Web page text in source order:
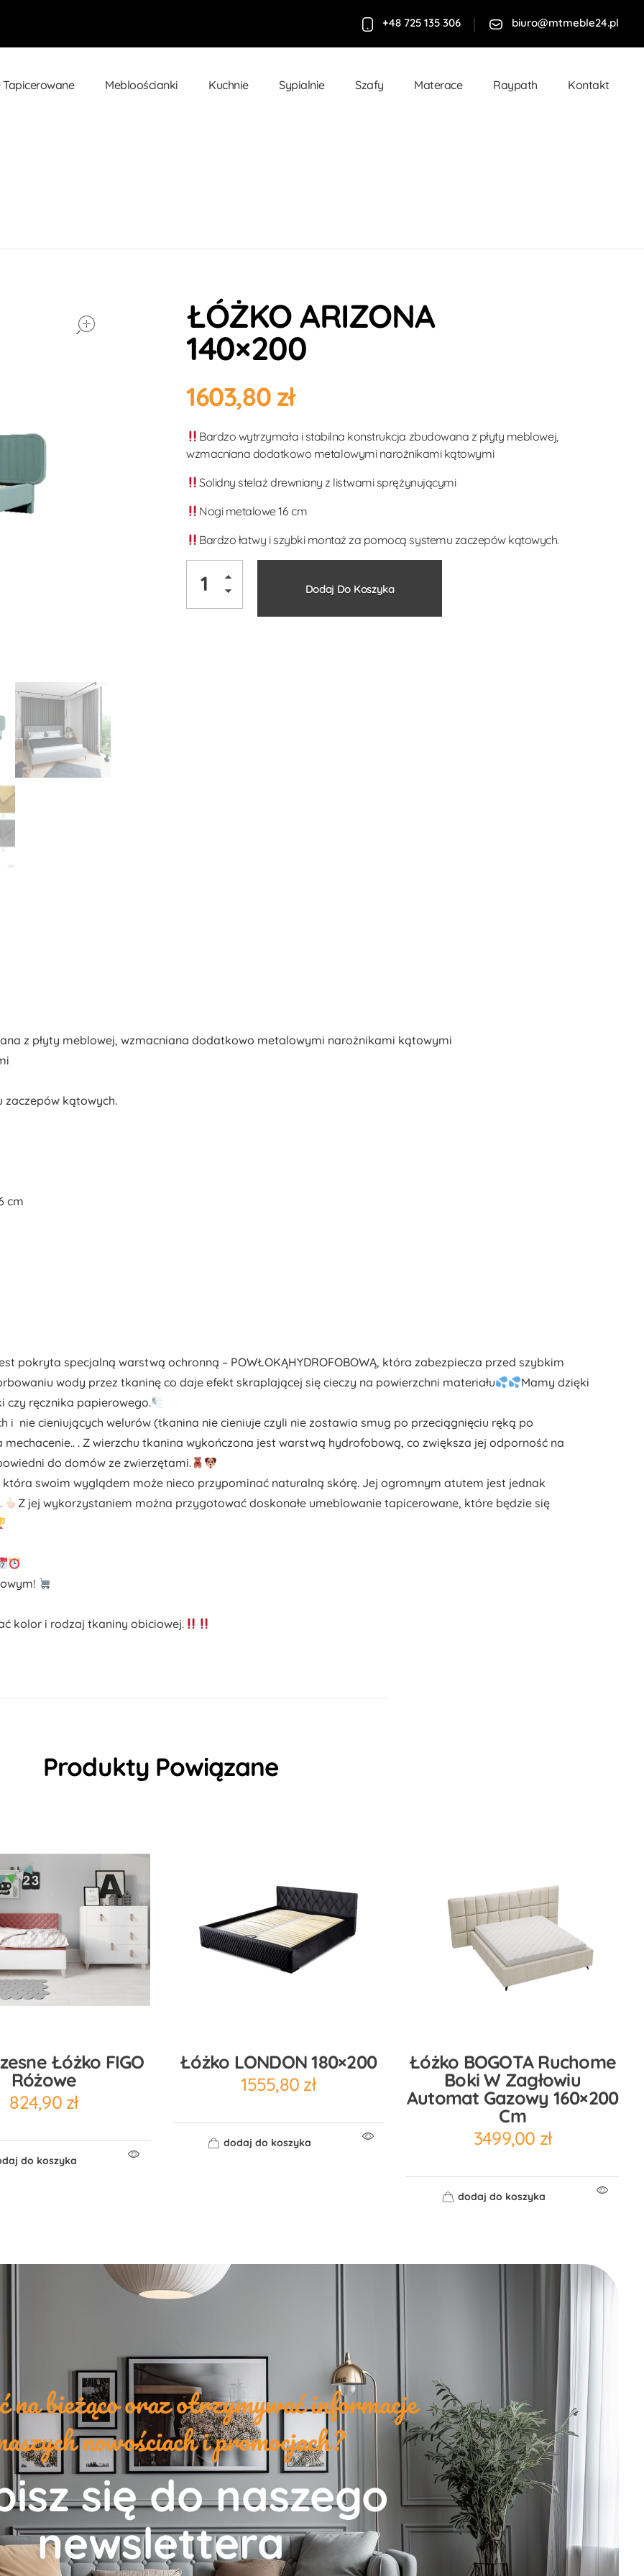
+48 725 135 306 biuro@mtmeble24.pl
Tapicerowane Mebloościanki Kuchnie Sypialnie Szafy Materace Raypath Kontakt
ŁÓŻKO ARIZONA
140×200
1603,80 zł
Bardzo wytrzymała i stabilna konstrukcja zbudowana z płyty meblowej,
wzmacniana dodatkowo metalowymi narożnikami kątowymi
Solidny stelaż drewniany z listwami sprężynującymi
Nogi metalowe 16 cm
Bardzo łatwy i szybki montaż za pomocą systemu zaczepów kątowych.
Dodaj Do Koszyka
z płyty meblowej, wzmacniana dodatkowo metalowymi narożnikami kątowymi
zaczepów kątowych.
cm
pokryta specjalną warstwą ochronną – POWŁOKĄHYDROFOBOWĄ, która zabezpiecza przed szybkim
wody przez tkaninę co daje efekt skraplającej się cieczy na powierzchni materiału
Mamy dzięki
czy ręcznika papierowego.
i nie cieniujących welurów (tkanina nie cieniuje czyli nie zostawia smug po przeciągnięciu ręką po
. Z wierzchu tkanina wykończona jest warstwą hydrofobową, co zwiększa jej odporność na
do domów ze zwierzętami.
która swoim wyglądem może nieco przypominać naturalną skórę. Jej ogromnym atutem jest jednak
Z jej wykorzystaniem można przygotować doskonałe umeblowanie tapicerowane, które będzie się
kolor i rodzaj tkaniny obiciowej.
Produkty Powiązane
Łóżko FIGO
Różowe
824,90 zł
do koszyka
Łóżko LONDON 180×200
1555,80 zł
dodaj do koszyka
Łóżko BOGOTA Ruchome
Boki W Zagłowiu
Automat Gazowy 160×200
Cm
3499,00 zł
dodaj do koszyka
na bieżąco oraz otrzymywać informacje
nowościach i promocjach?
się do naszego
newslettera